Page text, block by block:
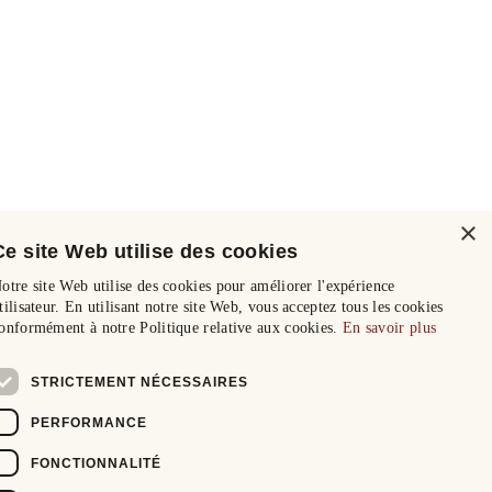
×
site Web utilise des cookies
site Web utilise des cookies pour améliorer l'expérience
En utilisant notre site Web, vous acceptez tous les cookies
à notre Politique relative aux cookies. En savoir plus
STRICTEMENT NÉCESSAIRES
PERFORMANCE
FONCTIONNALITÉ